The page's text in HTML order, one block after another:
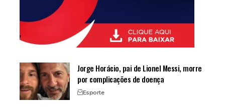
Jorge Horácio, pai de Lionel Messi, morre
por complicações de doença
Esporte